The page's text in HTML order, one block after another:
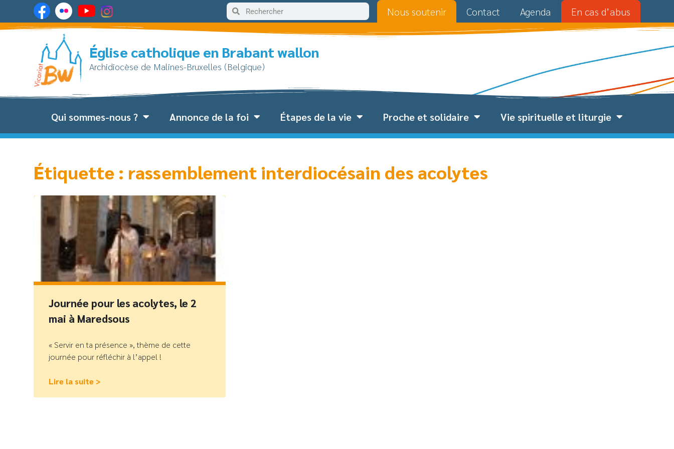
Nous soutenir Contact Agenda En cas d’abus
Église catholique en Brabant wallon
Archidiocèse de Malines-Bruxelles (Belgique)
Qui sommes-nous ? Annonce de la foi Étapes de la vie Proche et solidaire Vie spirituelle et liturgie
Étiquette : rassemblement interdiocésain des acolytes
Journée pour les acolytes, le 2
mai à Maredsous
« Servir en ta présence », thème de cette
journée pour réfléchir à l’appel !
Lire la suite >